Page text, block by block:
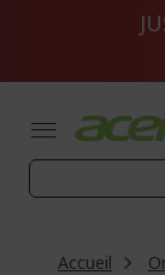
Accueil